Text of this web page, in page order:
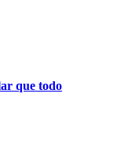
que todo